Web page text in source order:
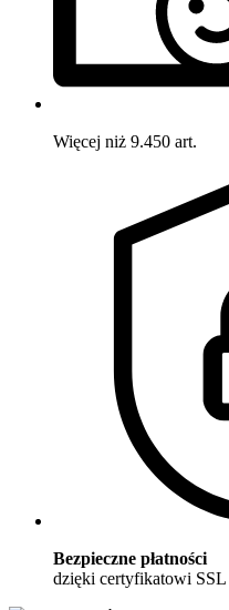
Więcej niż 9.450 art.
Bezpieczne płatności
dzięki certyfikatowi SSL